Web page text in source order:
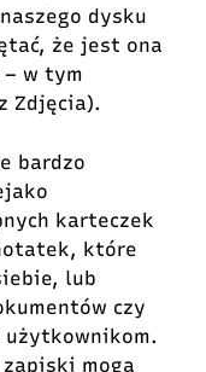
dysku
że jest ona
w tym
Zdjęcia).
bardzo
karteczek
które
lub
czy
użytkownikom.
mogą